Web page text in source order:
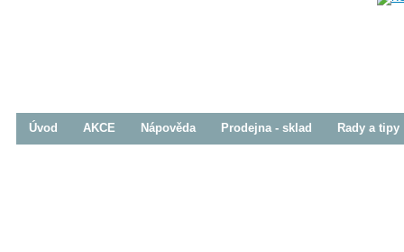
Úvod AKCE Nápověda Prodejna - sklad Rady a tipy